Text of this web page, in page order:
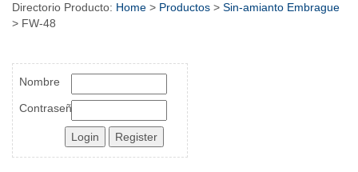
Directorio Producto: Home > Productos > Sin-amianto Embrague
> FW-48
Nombre
Contraseña